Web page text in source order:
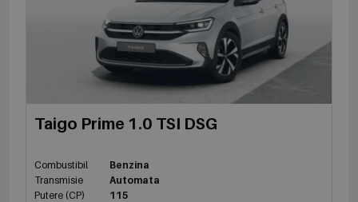
Taigo Prime 1.0 TSI DSG
Combustibil
Benzina
Transmisie
Automata
Putere (CP)
115